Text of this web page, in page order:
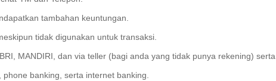
tambahan keuntungan.
tidak digunakan untuk transaksi.
MANDIRI, dan via teller (bagi anda yang tidak punya rekening) serta
banking, serta internet banking.